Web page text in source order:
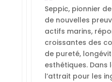
Seppic, pionnier
de nouvelles
actifs marins,
croissantes des
de pureté,
esthétiques. Dans
l’attrait pour les